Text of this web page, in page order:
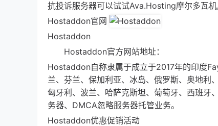
抗投诉服务器可以试试Ava.Hosting摩尔多瓦机
Hostaddon官网
Hostaddon
Hostaddon官方网站地址：
Hostaddon自称隶属于成立于2017年的印度
兰、芬兰、保加利亚、冰岛、俄罗斯、奥地利
匈牙利、波兰、哈萨克斯坦、葡萄牙、西班牙
务器、DMCA忽略服务器托管业务。
Hostaddon优惠促销活动